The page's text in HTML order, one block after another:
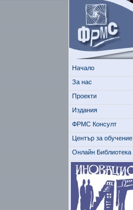
Начало
За нас
Проекти
Издания
ФРМС Консулт
Център за обучение
Онлайн Библиотека